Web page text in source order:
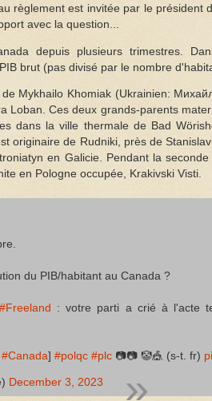
règlement est invitée par le président
avec la question...
depuis plusieurs trimestres.
brut (pas divisé par le nombre
Mykhailo Khomiak (Ukrainien:
Loban. Ces deux grands-parents
dans la ville thermale de Bad
originaire de Rudniki, près de
en Galicie. Pendant la
en Pologne occupée, Krakivski Visti.
du PIB/habitant au Canada ?
#Freeland : votre parti a crié à l'acte
#Canada] #polqc #plc 📷📷 🤡🎪 (s-t. fr)
December 3, 2023